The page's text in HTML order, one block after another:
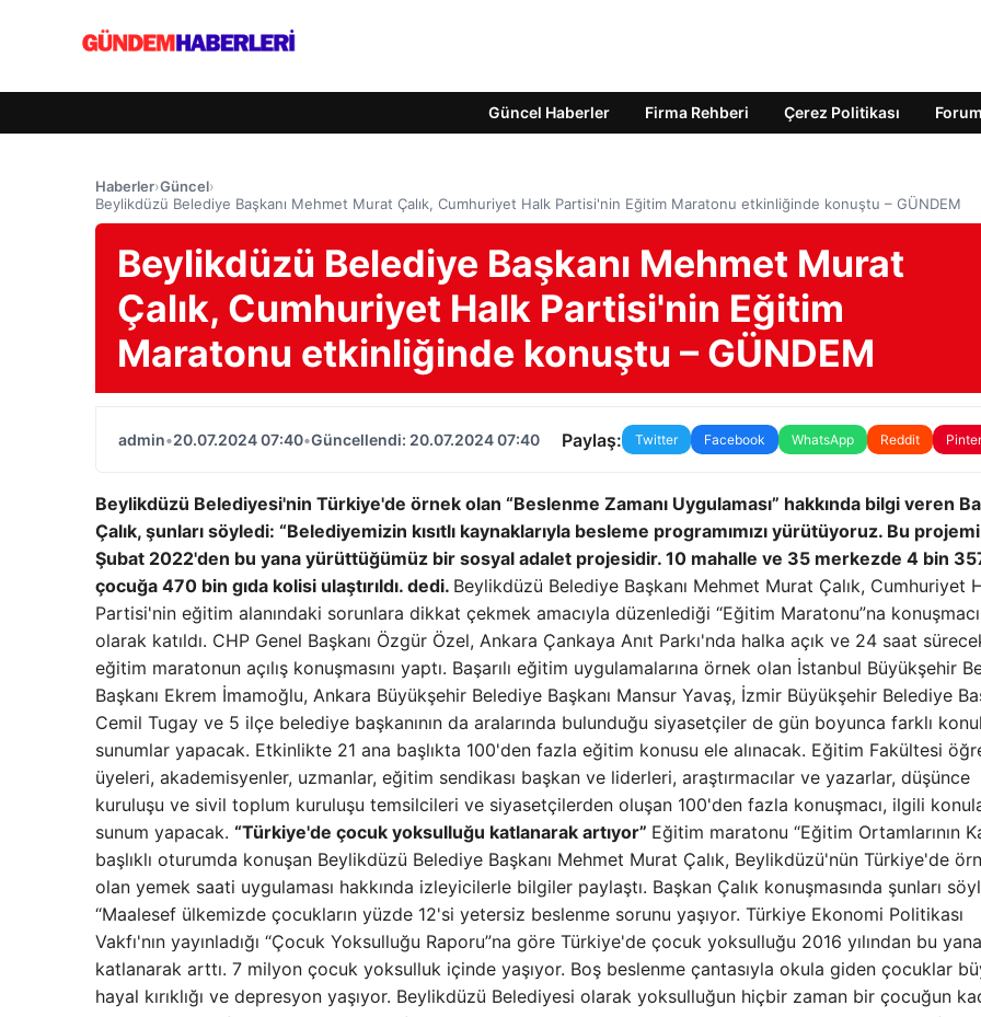
Güncel Haberler Firma Rehberi Çerez Politikası Forum
Haberler›Güncel›
Beylikdüzü Belediye Başkanı Mehmet Murat Çalık, Cumhuriyet Halk Partisi'nin Eğitim Maratonu etkinliğinde konuştu – GÜNDEM
Beylikdüzü Belediye Başkanı Mehmet Murat
Çalık, Cumhuriyet Halk Partisi'nin Eğitim
Maratonu etkinliğinde konuştu – GÜNDEM
admin•20.07.2024 07:40•Güncellendi: 20.07.2024 07:40 Paylaş: Twitter Facebook WhatsApp Reddit
Beylikdüzü Belediyesi'nin Türkiye'de örnek olan “Beslenme Zamanı Uygulaması” hakkında bilgi veren
Çalık, şunları söyledi: “Belediyemizin kısıtlı kaynaklarıyla besleme programımızı yürütüyoruz. Bu
Şubat 2022'den bu yana yürüttüğümüz bir sosyal adalet projesidir. 10 mahalle ve 35 merkezde 4 bin
çocuğa 470 bin gıda kolisi ulaştırıldı. dedi. Beylikdüzü Belediye Başkanı Mehmet Murat Çalık, Cumhuriyet
Partisi'nin eğitim alanındaki sorunlara dikkat çekmek amacıyla düzenlediği “Eğitim Maratonu”na konuşmacı
olarak katıldı. CHP Genel Başkanı Özgür Özel, Ankara Çankaya Anıt Parkı'nda halka açık ve 24 saat
eğitim maratonun açılış konuşmasını yaptı. Başarılı eğitim uygulamalarına örnek olan İstanbul Büyükşehir
Başkanı Ekrem İmamoğlu, Ankara Büyükşehir Belediye Başkanı Mansur Yavaş, İzmir Büyükşehir Belediye
Cemil Tugay ve 5 ilçe belediye başkanının da aralarında bulunduğu siyasetçiler de gün boyunca farklı
sunumlar yapacak. Etkinlikte 21 ana başlıkta 100'den fazla eğitim konusu ele alınacak. Eğitim Fakültesi
üyeleri, akademisyenler, uzmanlar, eğitim sendikası başkan ve liderleri, araştırmacılar ve yazarlar, düşünce
kuruluşu ve sivil toplum kuruluşu temsilcileri ve siyasetçilerden oluşan 100'den fazla konuşmacı, ilgili
sunum yapacak. “Türkiye'de çocuk yoksulluğu katlanarak artıyor” Eğitim maratonu “Eğitim Ortamlarının
başlıklı oturumda konuşan Beylikdüzü Belediye Başkanı Mehmet Murat Çalık, Beylikdüzü'nün Türkiye'de
olan yemek saati uygulaması hakkında izleyicilerle bilgiler paylaştı. Başkan Çalık konuşmasında şunları
“Maalesef ülkemizde çocukların yüzde 12'si yetersiz beslenme sorunu yaşıyor. Türkiye Ekonomi Politikası
Vakfı'nın yayınladığı “Çocuk Yoksulluğu Raporu”na göre Türkiye'de çocuk yoksulluğu 2016 yılından bu yana
katlanarak arttı. 7 milyon çocuk yoksulluk içinde yaşıyor. Boş beslenme çantasıyla okula giden çocuklar
hayal kırıklığı ve depresyon yaşıyor. Beylikdüzü Belediyesi olarak yoksulluğun hiçbir zaman bir çocuğun